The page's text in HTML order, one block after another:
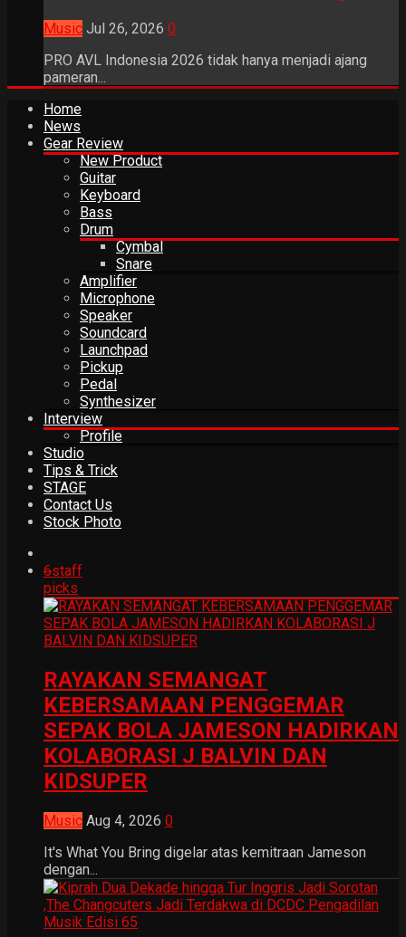
Music Jul 26, 2026 0
PRO AVL Indonesia 2026 tidak hanya menjadi ajang
pameran...
Home
News
Gear Review
New Product
Guitar
Keyboard
Bass
Drum
Cymbal
Snare
Amplifier
Microphone
Speaker
Soundcard
Launchpad
Pickup
Pedal
Synthesizer
Interview
Profile
Studio
Tips & Trick
STAGE
Contact Us
Stock Photo
6staff
picks
RAYAKAN SEMANGAT
KEBERSAMAAN PENGGEMAR
SEPAK BOLA JAMESON HADIRKAN
KOLABORASI J BALVIN DAN
KIDSUPER
Music Aug 4, 2026 0
It's What You Bring digelar atas kemitraan Jameson
dengan...